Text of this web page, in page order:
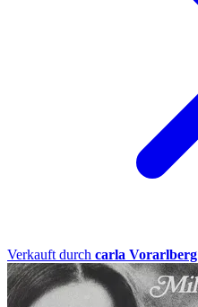
Verkauft durch carla Vorarlberg